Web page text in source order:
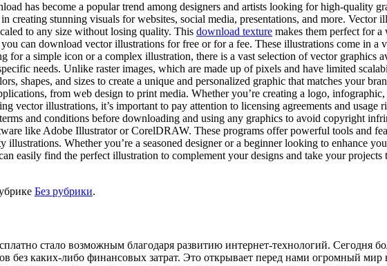
has become a popular trend among designers and artists looking for high-quality
creating stunning visuals for websites, social media, presentations, and more. Vector
to any size without losing quality. This download texture makes them perfect for
can download vector illustrations for free or for a fee. These illustrations come in
for a simple icon or a complex illustration, there is a vast selection of vector
needs. Unlike raster images, which are made up of pixels and have limited
shapes, and sizes to create a unique and personalized graphic that matches your
from web design to print media. Whether you’re creating a logo,
vector illustrations, it’s important to pay attention to licensing agreements and usage
and conditions before downloading and using any graphics to avoid copyright
like Adobe Illustrator or CorelDRAW. These programs offer powerful tools and
Whether you’re a seasoned designer or a beginner looking to enhance
easily find the perfect illustration to complement your designs and take your
Без рубрики.
стало возможным благодаря развитию интернет-технологий. Сегодня
без каких-либо финансовых затрат. Это открывает перед нами огромный